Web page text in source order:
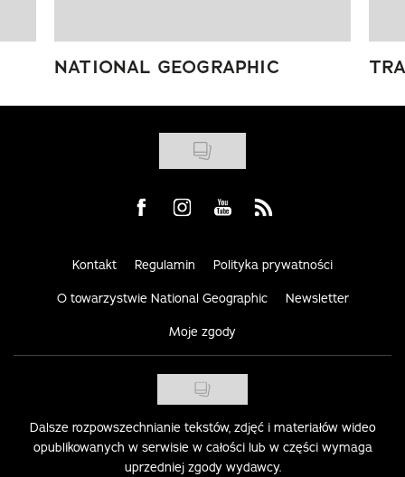
NATIONAL GEOGRAPHIC
Visit us on Facebook
Visit us on Instagram
Visit us on Youtube
Visit us on Rss
Kontakt Regulamin Polityka prywatności
O towarzystwie National Geographic Newsletter
Moje zgody
Dalsze rozpowszechnianie tekstów, zdjęć i materiałów wideo
opublikowanych w serwisie w całości lub w części wymaga
uprzedniej zgody wydawcy.